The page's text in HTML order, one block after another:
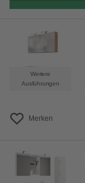
Weitere
Ausführungen
Merken